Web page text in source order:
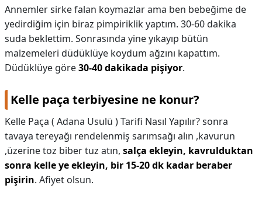
Annemler sirke falan koymazlar ama ben bebeğime de
yedirdiğim için biraz pimpiriklik yaptım. 30-60 dakika
suda beklettim. Sonrasında yine yıkayıp bütün
malzemeleri düdüklüye koydum ağzını kapattım.
Düdüklüye göre30-40 dakikada pişiyor.
Kelle paça terbiyesine ne konur?
Kelle Paça ( Adana Usulü ) Tarifi Nasıl Yapılır? sonra
tavaya tereyağı rendelenmiş sarımsağı alın ,kavurun
,üzerine toz biber tuz atın, salça ekleyin, kavrulduktan
sonra kelle ye ekleyin, bir 15-20 dk kadar beraber
pişirin. Afiyet olsun.